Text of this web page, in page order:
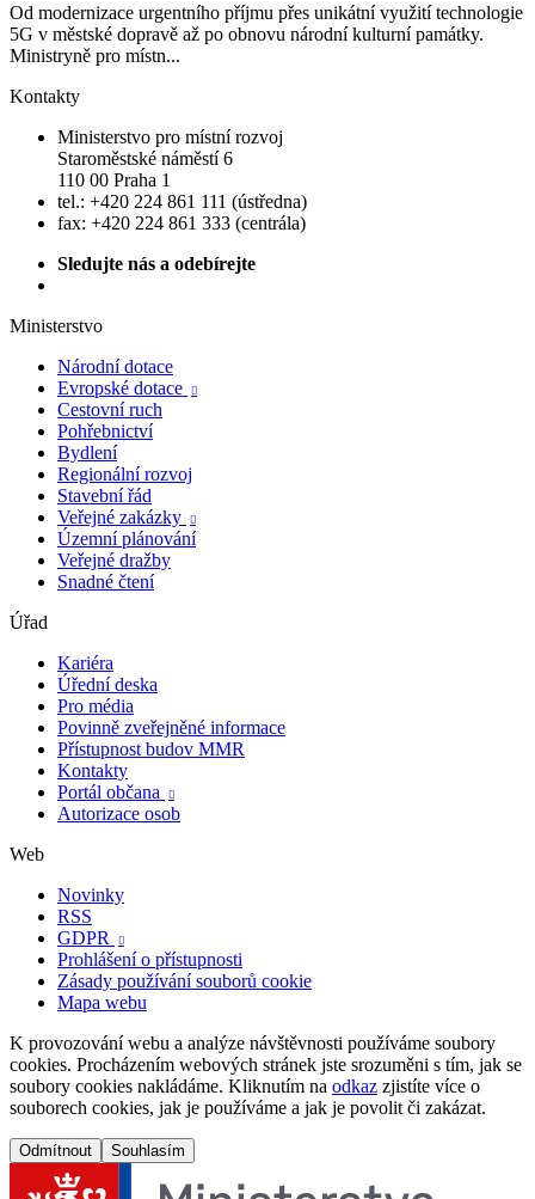
Od modernizace urgentního příjmu přes unikátní využití technologie
5G v městské dopravě až po obnovu národní kulturní památky.
Ministryně pro místn...
Kontakty
Ministerstvo pro místní rozvoj
Staroměstské náměstí 6
110 00 Praha 1
tel.: +420 224 861 111 (ústředna)
fax: +420 224 861 333 (centrála)
Sledujte nás a odebírejte
Ministerstvo
Národní dotace
Evropské dotace

Cestovní ruch
Pohřebnictví
Bydlení
Regionální rozvoj
Stavební řád
Veřejné zakázky

Územní plánování
Veřejné dražby
Snadné čtení
Úřad
Kariéra
Úřední deska
Pro média
Povinně zveřejněné informace
Přístupnost budov MMR
Kontakty
Portál občana

Autorizace osob
Web
Novinky
RSS
GDPR

Prohlášení o přístupnosti
Zásady používání souborů cookie
Mapa webu
K provozování webu a analýze návštěvnosti používáme soubory
cookies. Procházením webových stránek jste srozuměni s tím, jak se
soubory cookies nakládáme. Kliknutím na odkaz zjistíte více o
souborech cookies, jak je používáme a jak je povolit či zakázat.
Odmítnout Souhlasím